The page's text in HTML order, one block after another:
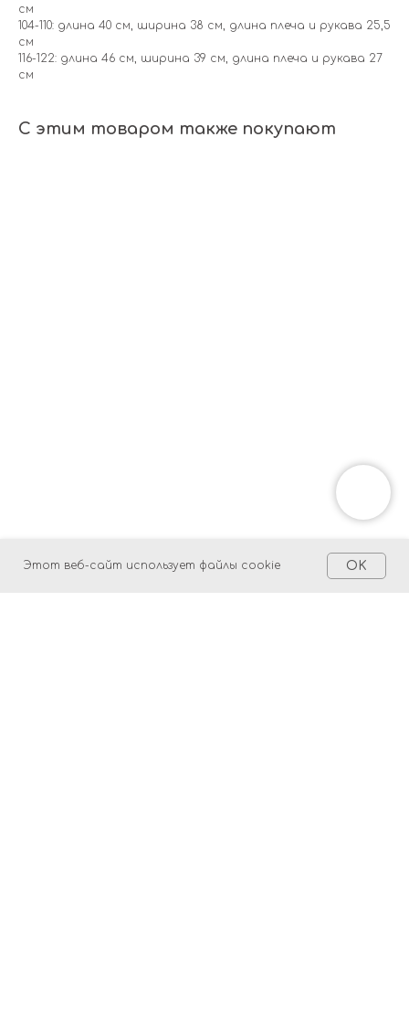
Этот веб-сайт использует файлы cookie OK
см
104-110: длина 40 см, ширина 38 см, длина плеча и рукава 25,5
см
116-122: длина 46 см, ширина 39 см, длина плеча и рукава 27
см
С этим товаром также покупают